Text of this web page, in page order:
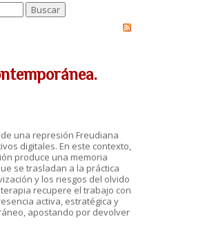
una represión Freudiana
digitales. En este contexto,
produce una memoria
se trasladan a la práctica
y los riesgos del olvido
recupere el trabajo con
activa, estratégica y
apostando por devolver